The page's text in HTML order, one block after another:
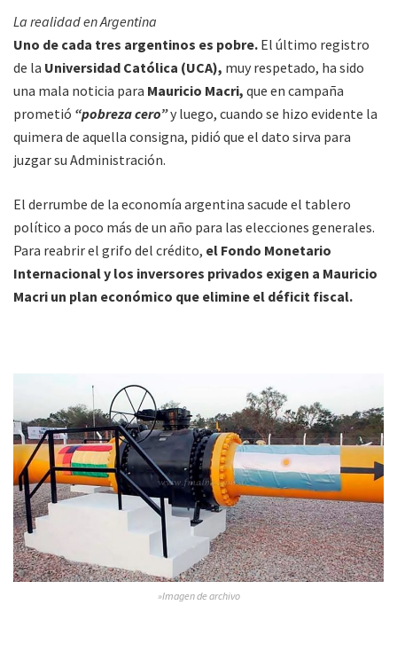
La realidad en Argentina
Uno de cada tres argentinos es pobre. El último registro
de la Universidad Católica (UCA), muy respetado, ha sido
una mala noticia para Mauricio Macri, que en campaña
prometió “pobreza cero”y luego, cuando se hizo evidente la
quimera de aquella consigna, pidió que el dato sirva para
juzgar su Administración.
El derrumbe de la economía argentina sacude el tablero
político a poco más de un año para las elecciones generales.
Para reabrir el grifo del crédito, el Fondo Monetario
Internacional y los inversores privados exigen a Mauricio
Macri un plan económico que elimine el déficit fiscal.
»Imagen de archivo